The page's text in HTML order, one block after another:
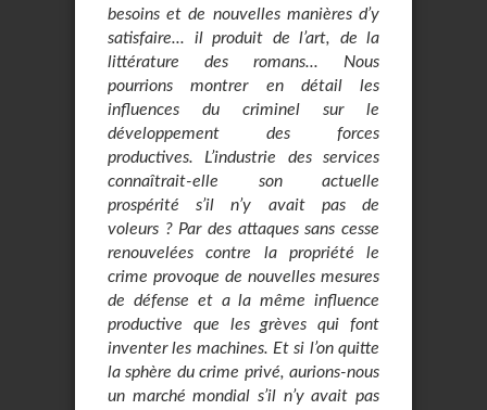
besoins et de nouvelles manières d’y
satisfaire... il produit de l’art, de la
littérature des romans... Nous
pourrions montrer en détail les
influences du criminel sur le
développement des forces
productives. L’industrie des services
connaîtrait-elle son actuelle
prospérité s’il n’y avait pas de
voleurs ? Par des attaques sans cesse
renouvelées contre la propriété le
crime provoque de nouvelles mesures
de défense et a la même influence
productive que les grèves qui font
inventer les machines. Et si l’on quitte
la sphère du crime privé, aurions-nous
un marché mondial s’il n’y avait pas